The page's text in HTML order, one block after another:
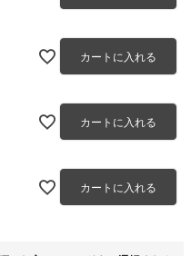
カートに入れる
カートに入れる
カートに入れる